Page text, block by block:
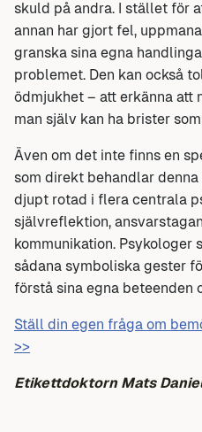
skuld på andra. I stället för
annan har gjort fel,
granska sina egna
problemet. Den kan också
ödmjukhet – att erkänna att
man själv kan ha brister
Även om det inte finns en
som direkt behandlar denna
djupt rotad i flera centrala
självreflektion,
kommunikation. Psykologer
sådana symboliska gester
förstå sina egna beteenden
Ställ din egen fråga om
>>
Etikettdoktorn Mats